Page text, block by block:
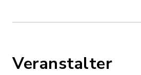
Veranstalter